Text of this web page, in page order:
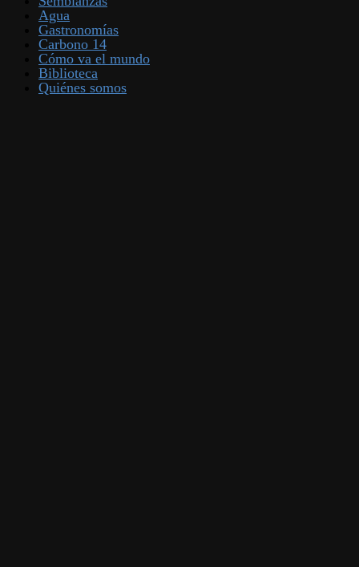
Agua
Gastronomías
Carbono 14
Cómo va el mundo
Biblioteca
Quiénes somos